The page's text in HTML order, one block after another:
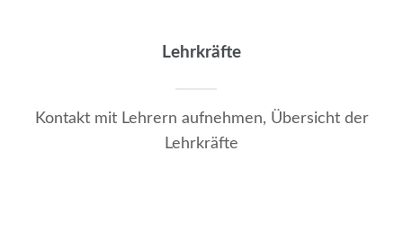
Lehrkräfte
Kontakt mit Lehrern aufnehmen, Übersicht der
Lehrkräfte